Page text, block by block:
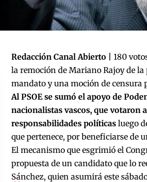
Redacción Canal Abierto |
180
la remoción de Mariano Rajoy de
mandato y una moción de censura
Al PSOE se sumó el apoyo de
nacionalistas vascos, que votaron
responsabilidades políticasluego
que pertenece, por beneficiarse de
El mecanismo que esgrimió el
propuesta de un candidato que lo
Sánchez, quien asumirá este